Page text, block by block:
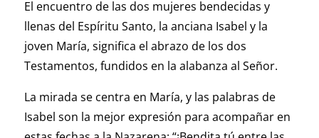
El encuentro de las dos mujeres bendecidas y
llenas del Espíritu Santo, la anciana Isabel y la
joven María, significa el abrazo de los dos
Testamentos, fundidos en la alabanza al Señor.
La mirada se centra en María, y las palabras de
Isabel son la mejor expresión para acompañar en